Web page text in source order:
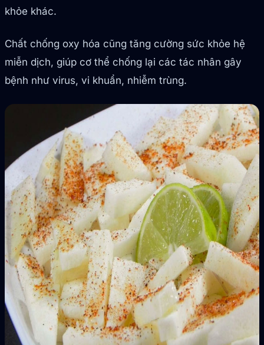
khỏe khác.
Chất chống oxy hóa cũng tăng cường sức khỏe hệ
miễn dịch, giúp cơ thể chống lại các tác nhân gây
bệnh như virus, vi khuẩn, nhiễm trùng.